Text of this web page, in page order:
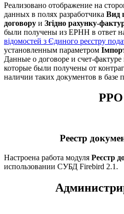
Реализовано отображение на
данных в полях разработчика Вид
договору и Згідно рахунку-
были получены из ЕРНН в ответ
відомостей з Єдиного реєстру
установленным параметром
Данные о договоре и счет-
которые были получены от
наличии таких документов в базе
РРО
Реестр
Настроена работа модуля Реєстр
использовании СУБД Firebird 2.1.